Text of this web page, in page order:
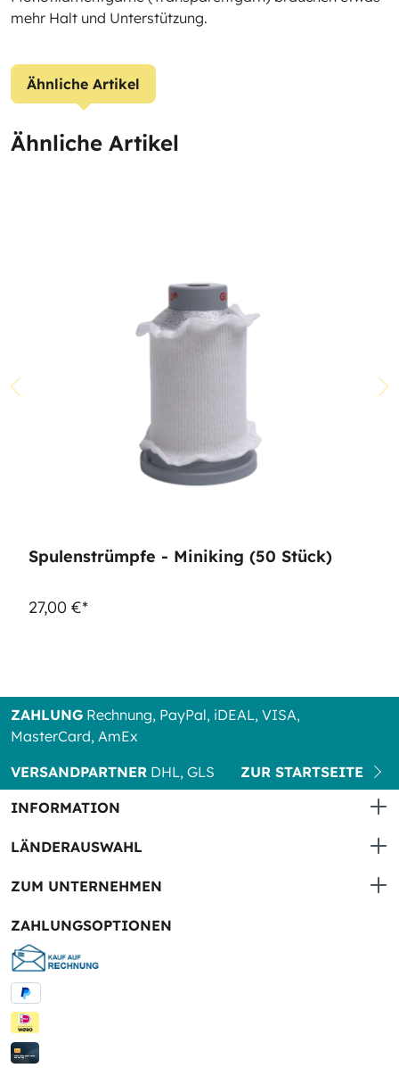
mehr Halt und Unterstützung.
Ähnliche Artikel
Ähnliche Artikel
Spulenstrümpfe - Miniking (50 Stück)
27,00 €*
ZAHLUNG Rechnung, PayPal, iDEAL, VISA,
MasterCard, AmEx
VERSANDPARTNER DHL, GLS
ZUR STARTSEITE
INFORMATION
LÄNDERAUSWAHL
ZUM UNTERNEHMEN
ZAHLUNGSOPTIONEN